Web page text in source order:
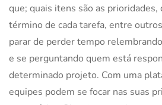
que; quais itens são as prioridades,
término de cada tarefa, entre
parar de perder tempo
e se perguntando quem está
determinado projeto. Com uma
equipes podem se focar nas suas